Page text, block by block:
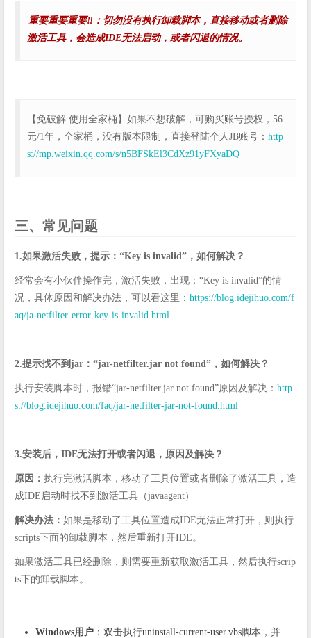
重要重要重要‼️：切勿没有执行卸载脚本，直接移动或者删除
激活工具，会造成IDE无法启动，或者闪退的情况。
【免破解 使用全家桶】如果不想破解，可购买账号授权，56
元/1年，全家桶，没有版本限制，直接登陆个人JB账号： http
s://mp.weixin.qq.com/s/n5BFSkEl3CdXz91yFXyaDQ
三、常见问题
1.如果激活失败，提示：“Key is invalid”，如何解决？
经常会有小伙伴操作完，激活失败，出现：“Key is invalid”的情
况，具体原因和解决办法，可以看这里： https://blog.idejihuo.com/f
aq/ja-netfilter-error-key-is-invalid.html
2.提示找不到jar：“jar-netfilter.jar not found”，如何解决？
执行安装脚本时，报错“jar-netfilter.jar not found”原因及解决： http
s://blog.idejihuo.com/faq/jar-netfilter-jar-not-found.html
3.安装后，IDE无法打开或者闪退，原因及解决？
原因： 执行完激活脚本，移动了工具位置或者删除了激活工具，造
成IDE启动时找不到激活工具（javaagent）
解决办法： 如果是移动了工具位置造成IDE无法正常打开，则执行
scripts下面的卸载脚本，然后重新打开IDE。
如果激活工具已经删除，则需要重新获取激活工具，然后执行scrip
ts下的卸载脚本。
Windows用户 ：双击执行uninstall-current-user.vbs脚本，并